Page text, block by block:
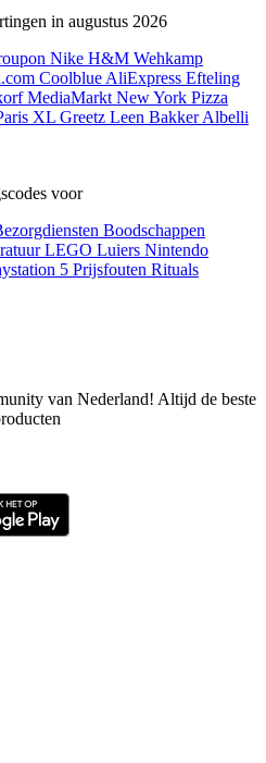
in augustus 2026
Nike H&M Wehkamp
Coolblue AliExpress Efteling
MediaMarkt New York Pizza
XL Greetz Leen BakkerAlbelli
voor
Boodschappen
LEGO Luiers Nintendo
5 Prijsfouten Rituals
van Nederland! Altijd de beste